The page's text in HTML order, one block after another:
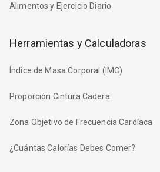
Alimentos y Ejercicio Diario
Herramientas y Calculadoras
Índice de Masa Corporal (IMC)
Proporción Cintura Cadera
Zona Objetivo de Frecuencia Cardíaca
¿Cuántas Calorías Debes Comer?